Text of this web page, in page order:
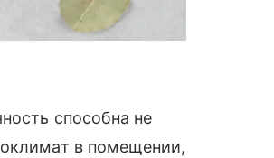
способна не
в помещении,